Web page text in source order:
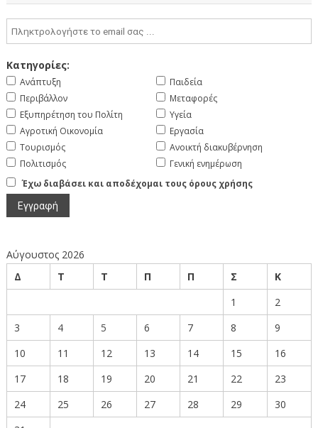
Κατηγορίες:
Ανάπτυξη
Περιβάλλον
Εξυπηρέτηση του Πολίτη
Αγροτική Οικονομία
Τουρισμός
Πολιτισμός
Παιδεία
Μεταφορές
Υγεία
Εργασία
Ανοικτή διακυβέρνηση
Γενική ενημέρωση
Έχω διαβάσει και αποδέχομαι τους όρους χρήσης
Αύγουστος 2026
Δ
Τ Τ Π Π Σ
Κ
1
2
3
4 5 6 7 8
9
10
11 12 13 14 15
16
17
18 19 20 21 22
23
24
25 26 27 28 29
30